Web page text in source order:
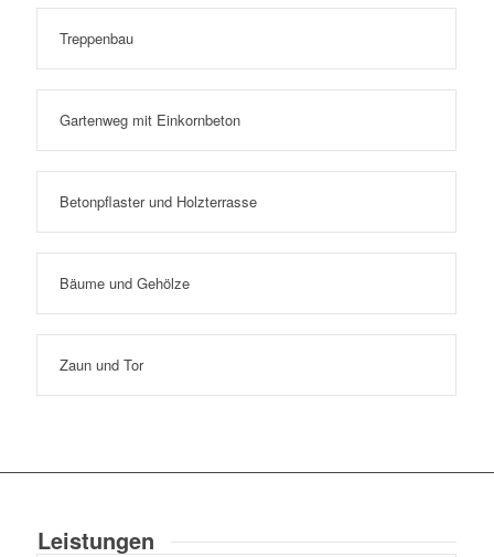
Treppenbau
Gartenweg mit Einkornbeton
Betonpflaster und Holzterrasse
Bäume und Gehölze
Zaun und Tor
Leistungen